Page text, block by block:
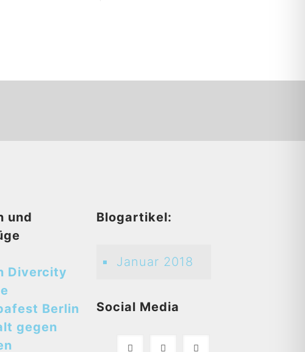
und
Divercity
Berlin
gegen
Blogartikel:
Januar 2018
Social Media